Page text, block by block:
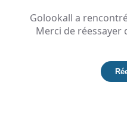
Golookall a
Merci de réessayer